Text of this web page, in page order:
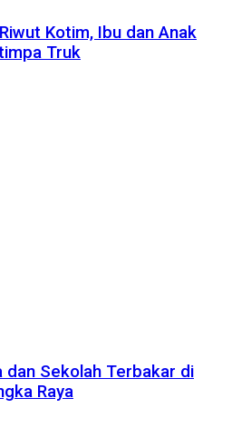
Kotim, Ibu dan Anak
Truk
dan Sekolah Terbakar di
Raya